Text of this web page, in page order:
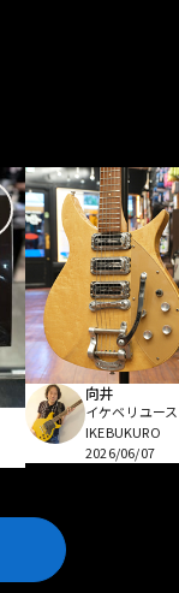
向井
イケベリユース
IKEBUKURO
2026/06/07